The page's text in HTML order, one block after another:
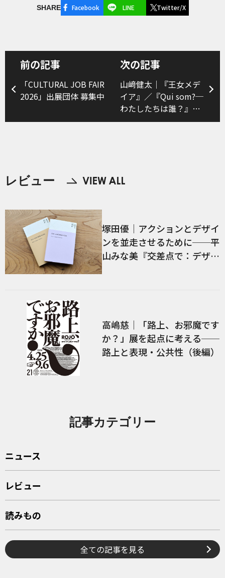
SHARE Facebook LINE Twitter/X
前の記事
「CULTURAL JOB FAIR
2026」出展団体 募集中
次の記事
山﨑健太｜『王女メデ
イア』／『Qui som?─
わたしたちは誰？』
（SHIZUOKAせかい演
レビュー
塚田優｜アクションとデザイ
ンを並走させるために──平
山みな美『交差点で：デザイ
ン、言語、経験』／前編
高嶋慈｜「路上、お邪魔です
か？」展を起点に考える──
路上と表現・公共性（後編）
記事カテゴリー
ニュース
レビュー
読みもの
全ての記事を見る